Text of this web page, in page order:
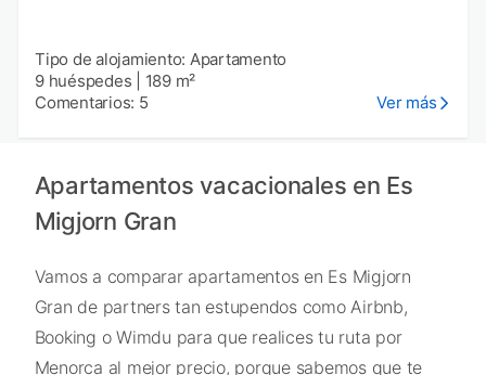
Tipo de alojamiento: Apartamento
9 huéspedes
189 m²
Comentarios: 5
Ver más
Apartamentos vacacionales en Es
Migjorn Gran
Vamos a comparar apartamentos en Es Migjorn
Gran de partners tan estupendos como Airbnb,
Booking o Wimdu para que realices tu ruta por
Menorca al mejor precio, porque sabemos que te